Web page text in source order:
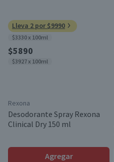
Lleva 2 por $9990
$3330 x 100ml
$5890
$3927 x 100ml
Rexona
Desodorante Spray Rexona
Clinical Dry 150 ml
Agregar